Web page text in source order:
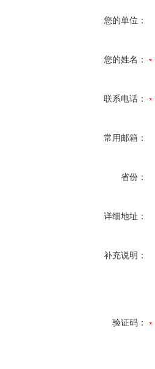
您的单位：
您的姓名：
联系电话：
常用邮箱：
省份：
详细地址：
补充说明：
验证码：